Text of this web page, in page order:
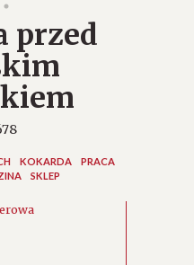
przed
KOKARDA
PRACA
SKLEP